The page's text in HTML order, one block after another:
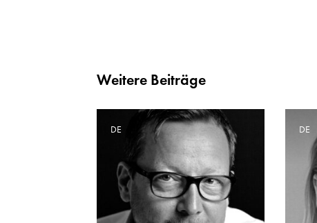
Weitere Beiträge
DE DE